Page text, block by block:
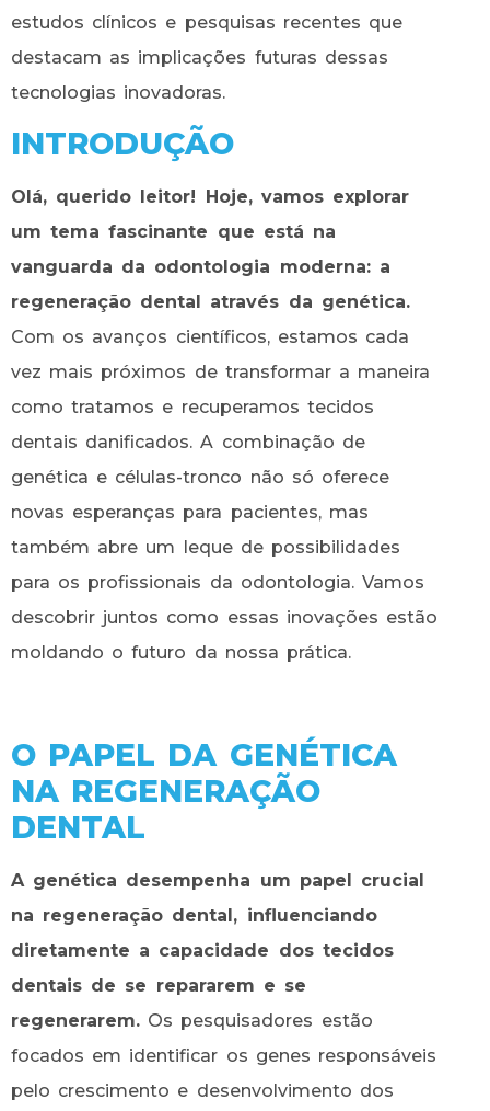
estudos clínicos e pesquisas recentes que
destacam as implicações futuras dessas
tecnologias inovadoras.
INTRODUÇÃO
Olá, querido leitor! Hoje, vamos explorar
um tema fascinante que está na
vanguarda da odontologia moderna: a
regeneração dental através da genética.
Com os avanços científicos, estamos cada
vez mais próximos de transformar a maneira
como tratamos e recuperamos tecidos
dentais danificados. A combinação de
genética e células-tronco não só oferece
novas esperanças para pacientes, mas
também abre um leque de possibilidades
para os profissionais da odontologia. Vamos
descobrir juntos como essas inovações estão
moldando o futuro da nossa prática.
O PAPEL DA GENÉTICA
NA REGENERAÇÃO
DENTAL
A genética desempenha um papel crucial
na regeneração dental, influenciando
diretamente a capacidade dos tecidos
dentais de se repararem e se
regenerarem. Os pesquisadores estão
focados em identificar os genes responsáveis
pelo crescimento e desenvolvimento dos